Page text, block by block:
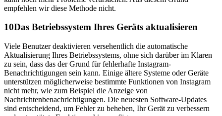
empfehlen wir diese Methode nicht.
10Das Betriebssystem Ihres Geräts aktualisieren
Viele Benutzer deaktivieren versehentlich die automatische
Aktualisierung Ihres Betriebssystems, ohne sich darüber im Klaren
zu sein, dass das der Grund für fehlerhafte Instagram-
Benachrichtigungen sein kann. Einige ältere Systeme oder Geräte
unterstützen möglicherweise bestimmte Funktionen von Instagram
nicht mehr, wie zum Beispiel die Anzeige von
Nachrichtenbenachrichtigungen. Die neuesten Software-Updates
sind entscheidend, um Fehler zu beheben, Ihr Gerät zu verbessern